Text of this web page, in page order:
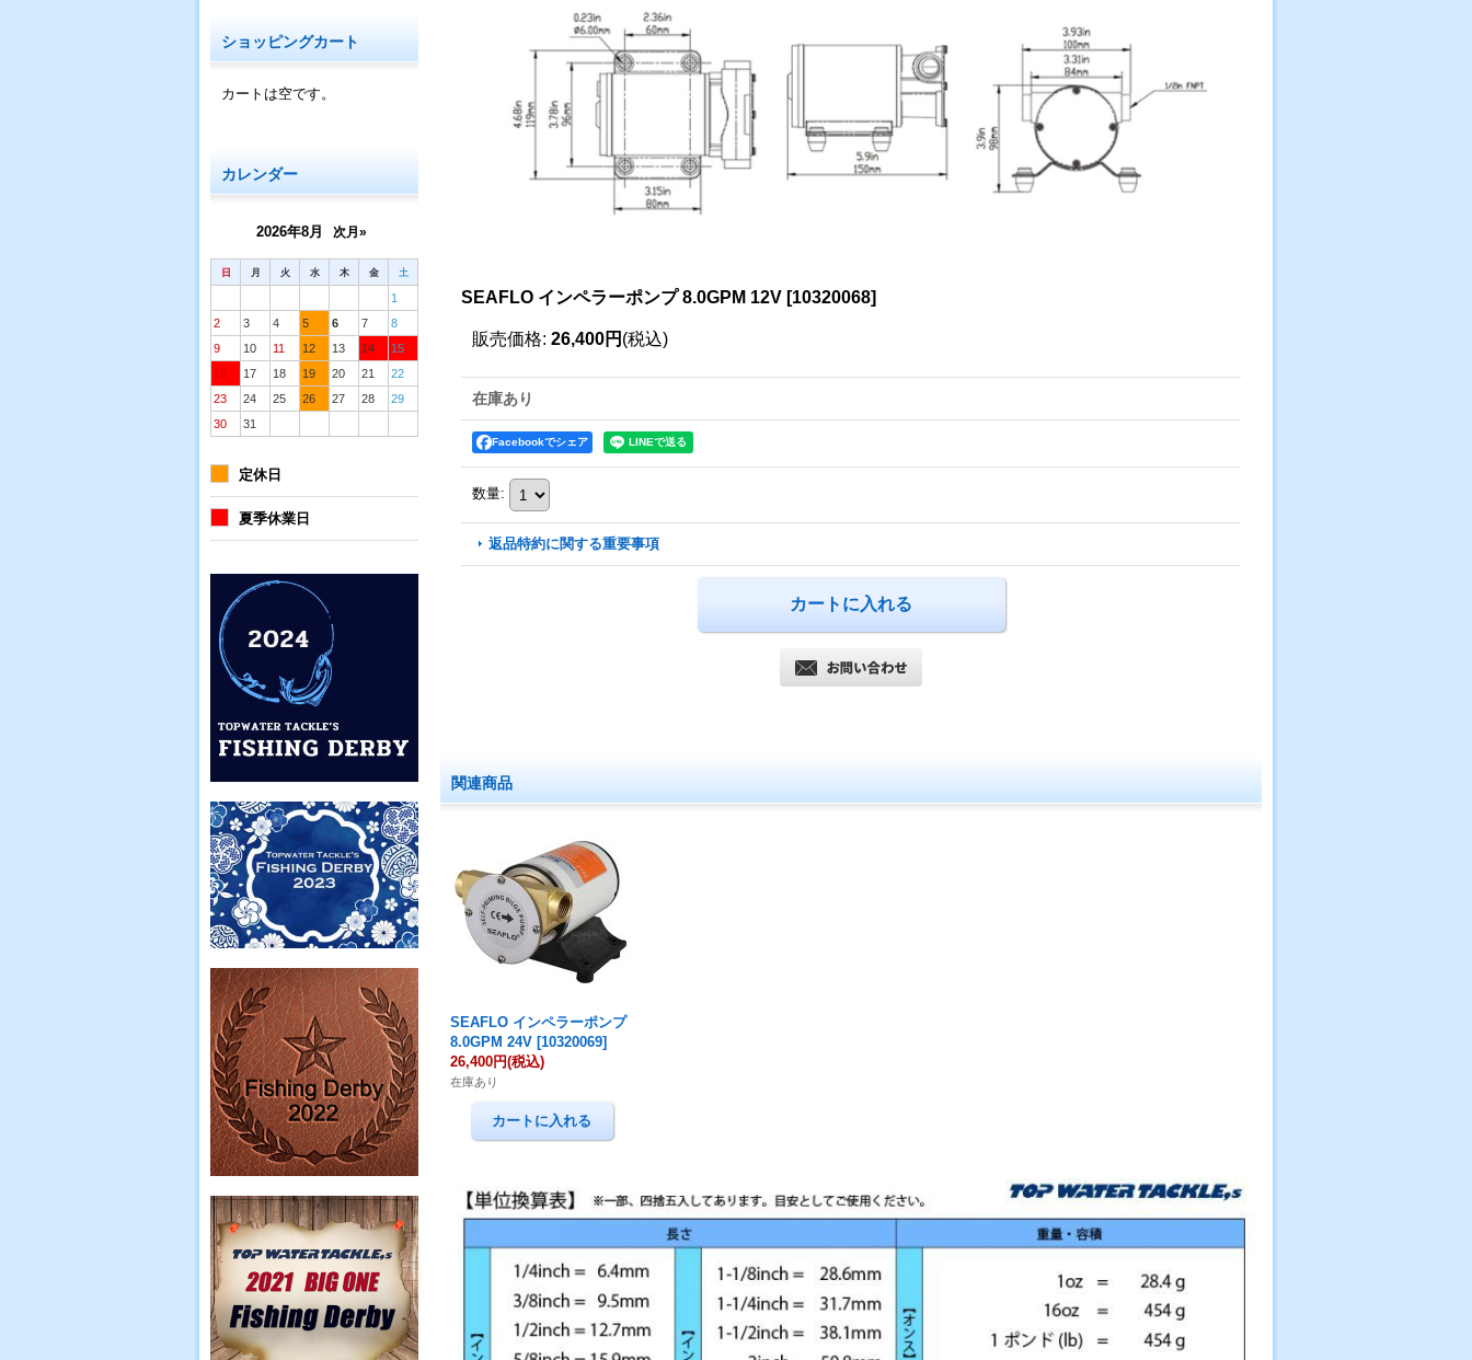
ショッピングカート
カートは空です。
カレンダー
2026年8月 次月»
日 月 火 水 木 金 土
1
2
3 4 5 6 7
8
9
10 11 12 13 14
15
16
17 18 19 20 21
22
23
24 25 26 27 28
29
30
31
定休日
夏季休業日
SEAFLO インペラーポンプ 8.0GPM 12V [10320068]
販売価格: 26,400円 (税込)
在庫あり
Facebookでシェア
数量:
返品特約に関する重要事項
関連商品
SEAFLO インペラーポンプ
8.0GPM 24V [10320069]
26,400円(税込)
在庫あり